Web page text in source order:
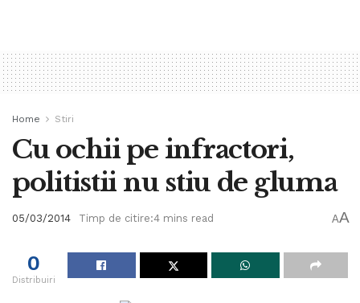
Home Stiri
Cu ochii pe infractori,
politistii nu stiu de gluma
05/03/2014 Timp de citire:4 mins read AA
0
Distribuiri